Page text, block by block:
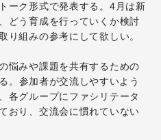
ーク形式で発表する。4月は新
どう育成を行っていくか検討
り組みの参考にして欲しい。
悩みや課題を共有するための
。 参加者が交流しやすいよう
各グループにファシリテータ
おり、交流会に慣れていない